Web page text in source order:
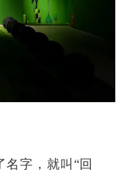
字，就叫“回